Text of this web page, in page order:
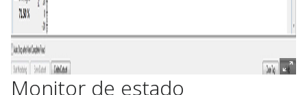
Monitor de estado